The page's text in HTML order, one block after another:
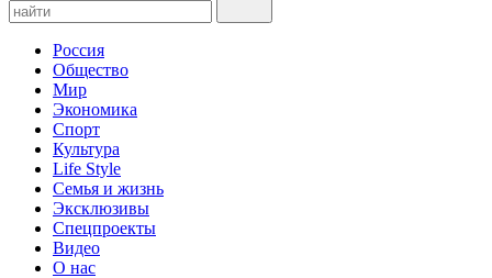
Россия
Общество
Мир
Экономика
Спорт
Культура
Life Style
Семья и жизнь
Эксклюзивы
Спецпроекты
Видео
О нас